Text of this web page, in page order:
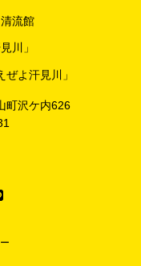
流館
川」
よ汗見川」
町沢ケ内626